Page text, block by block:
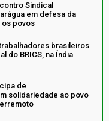
Sindical
em defesa da
povos
brasileiros
do BRICS, na Índia
de
solidariedade ao povo